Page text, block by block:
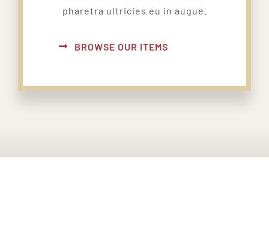
pharetra ultricies eu in augue.
BROWSE OUR ITEMS